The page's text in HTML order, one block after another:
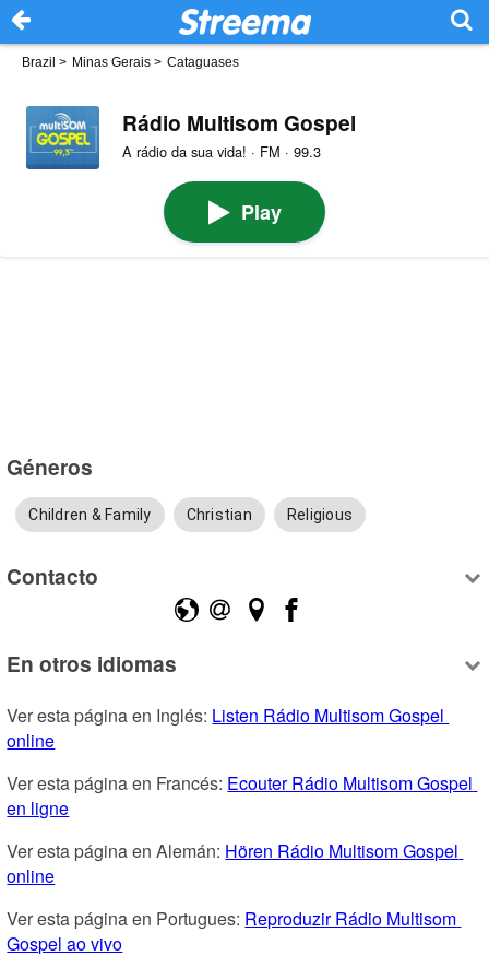
Brazil > Minas Gerais > Cataguases
Rádio Multisom Gospel
A rádio da sua vida! · FM · 99.3
Play
Géneros
Children & Family Christian Religious
Contacto
En otros idiomas
Ver esta página en Inglés: Listen Rádio Multisom Gospel
online
Ver esta página en Francés: Ecouter Rádio Multisom Gospel
en ligne
Ver esta página en Alemán: Hören Rádio Multisom Gospel
online
Ver esta página en Portugues: Reproduzir Rádio Multisom
Gospel ao vivo